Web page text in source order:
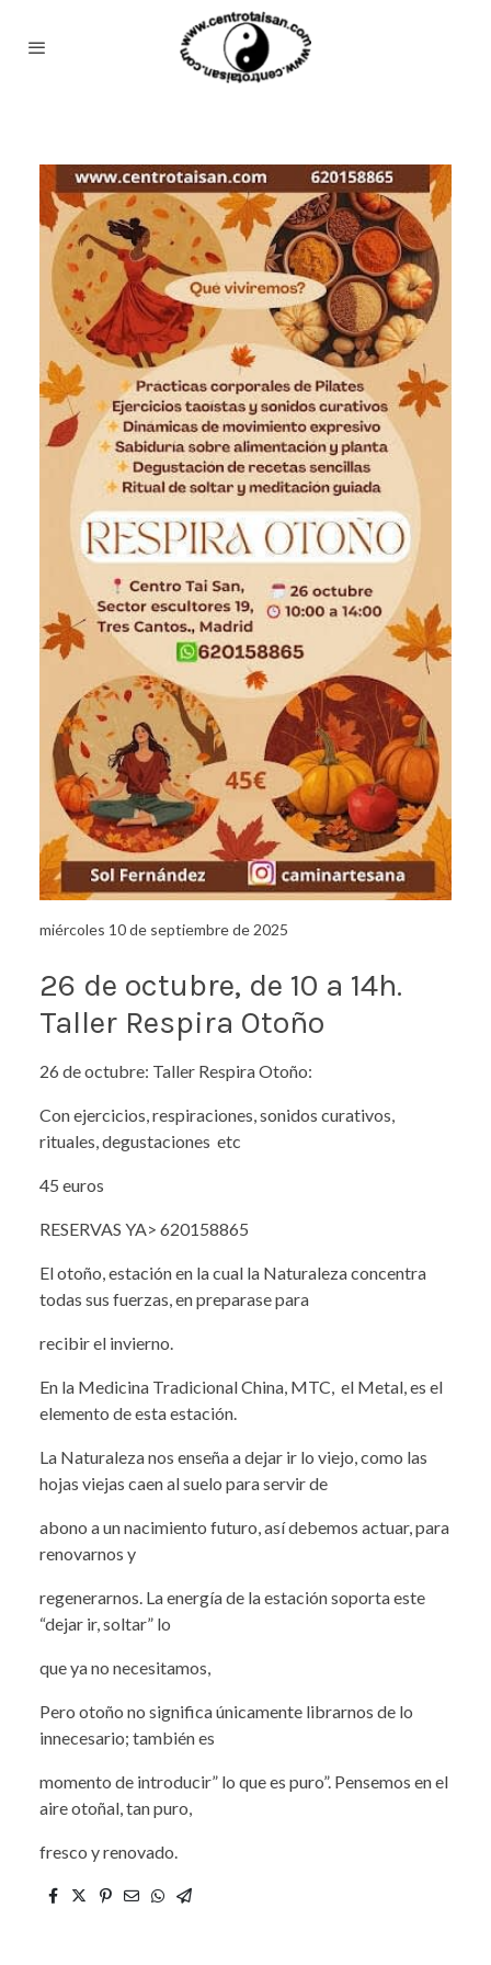
miércoles 10 de septiembre de 2025
26 de octubre, de 10 a 14h.
Taller Respira Otoño
26 de octubre: Taller Respira Otoño:
Con ejercicios, respiraciones, sonidos curativos,
rituales, degustaciones etc
45 euros
RESERVAS YA> 620158865
El otoño, estación en la cual la Naturaleza concentra
todas sus fuerzas, en preparase para
recibir el invierno.
En la Medicina Tradicional China, MTC, el Metal, es el
elemento de esta estación.
La Naturaleza nos enseña a dejar ir lo viejo, como las
hojas viejas caen al suelo para servir de
abono a un nacimiento futuro, así debemos actuar, para
renovarnos y
regenerarnos. La energía de la estación soporta este
“dejar ir, soltar” lo
que ya no necesitamos,
Pero otoño no significa únicamente librarnos de lo
innecesario; también es
momento de introducir” lo que es puro”. Pensemos en el
aire otoñal, tan puro,
fresco y renovado.